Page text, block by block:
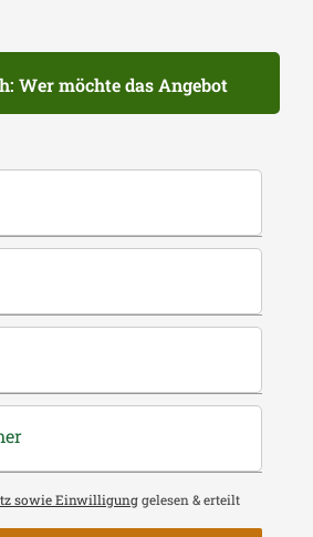
Wer möchte das Angebot
sowie Einwilligung gelesen & erteilt